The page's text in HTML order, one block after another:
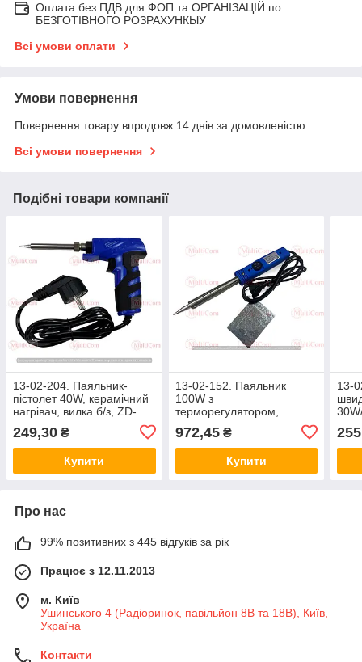
Оплата без ПДВ для ФОП та ОРГАНІЗАЦІЙ по
БЕЗГОТІВНОГО РОЗРАХУНКЫУ
Всі умови оплати
Умови повернення
Повернення товару впродовж 14 днів за домовленістю
Всі умови повернення
Подібні товари компанії
13-02-204. Паяльник-
пістолет 40W, керамічний
нагрівач, вилка б/з, ZD-
249,30 ₴
Купити
13-02-152. Паяльник
100W з
терморегулятором,
підставка, ZD-751L
972,45₴
Купити
13-
Про нас
99% позитивних з 445 відгуків за рік
Працює з 12.11.2013
м. Київ
Ушинського 4 (Радіоринок, павільйон 8В та 18В), Київ,
Україна
Контакти